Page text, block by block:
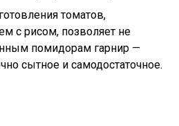
томатов,
с рисом, позволяет не
помидорам гарнир —
сытное и самодостаточное.